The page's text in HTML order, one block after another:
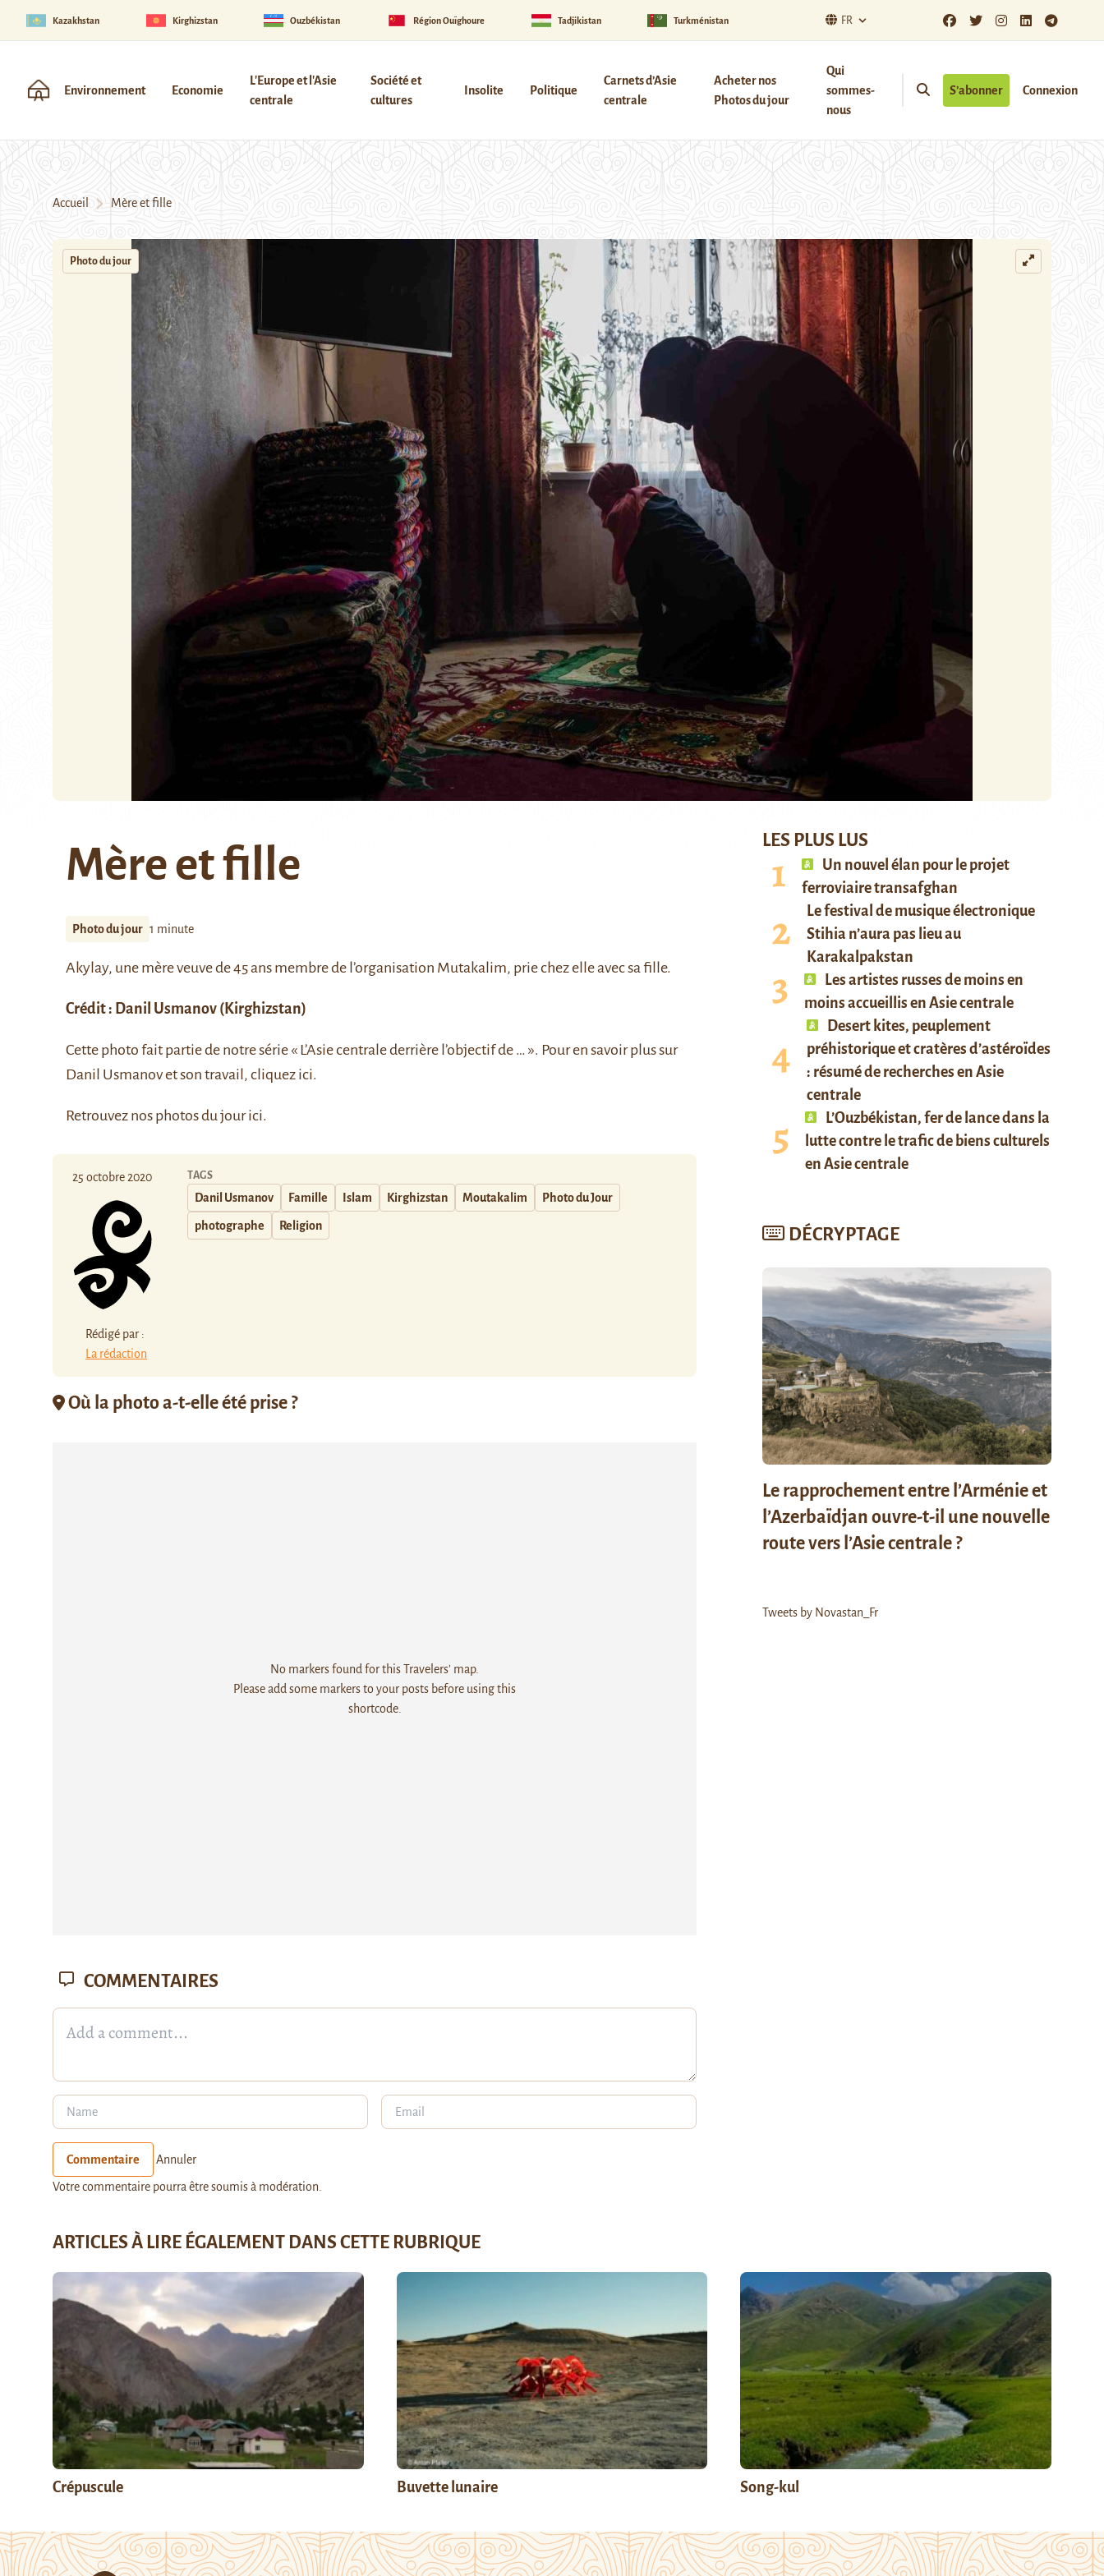
Kazakhstan Kirghizstan Ouzbékistan Région Ouïghoure Tadjikistan Turkménistan FR
Environnement Economie
L'Europe et l'Asie
centrale
Société et
cultures
Insolite Politique
Carnets d’Asie
centrale
Acheter nos
Photos du jour
Qui
sommes-
nous
S’abonner Connexion
Accueil Mère et fille
Photo du jour
Mère et fille
Photo du jour 1 minute
Akylay, une mère veuve de 45 ans membre de l’organisation Mutakalim, prie chez elle avec sa fille.
Crédit : Danil Usmanov (Kirghizstan)
Cette photo fait partie de notre série « L’Asie centrale derrière l’objectif de … ». Pour en savoir plus sur
Danil Usmanov et son travail, cliquez ici.
Retrouvez nos photos du jourici.
25 octobre 2020
Rédigé par :
La rédaction
TAGS
Danil Usmanov Famille Islam Kirghizstan Moutakalim Photo du Jour
photographe Religion
Où la photo a-t-elle été prise ?
No markers found for this Travelers' map.
Please add some markers to your posts before using this
shortcode.
LES PLUS LUS
Un nouvel élan pour le projet
ferroviaire transafghan
Le festival de musique électronique
Stihia n’aura pas lieu au
Karakalpakstan
Les artistes russes de moins en
moins accueillis en Asie centrale
Desert kites, peuplement
préhistorique et cratères d’astéroïdes
: résumé de recherches en Asie
centrale
L’Ouzbékistan, fer de lance dans la
lutte contre le trafic de biens culturels
en Asie centrale
DÉCRYPTAGE
Le rapprochement entre l’Arménie et
l’Azerbaïdjan ouvre-t-il une nouvelle
route vers l’Asie centrale ?
Tweets by Novastan_Fr
COMMENTAIRES
Commentaire Annuler
Votre commentaire pourra être soumis à modération.
ARTICLES À LIRE ÉGALEMENT DANS CETTE RUBRIQUE
Crépuscule Buvette lunaire Song-kul